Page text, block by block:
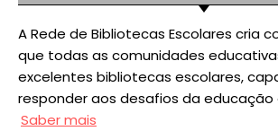
A Rede de Bibliotecas Escolares cria
que todas as comunidades
excelentes bibliotecas escolares,
responder aos desafios da educação
Saber mais